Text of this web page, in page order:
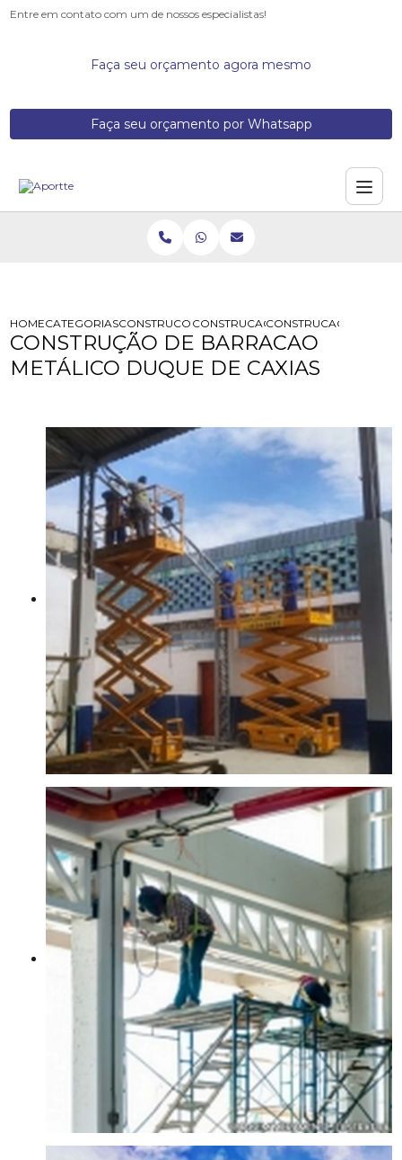
Entre em contato com um de nossos especialistas!
Faça seu orçamento agora mesmo
Faça seu orçamento por Whatsapp
HOMECATEGORIASCONSTRUCOES DE GALPOES METALICOS
CONSTRUCAO DE BARRACAO
CONSTRUCAO DE
CONSTRUÇÃO DE BARRACAO
METÁLICO DUQUE DE CAXIAS